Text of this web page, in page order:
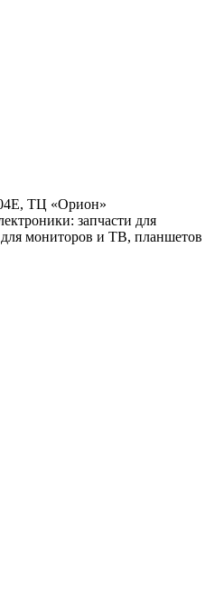
ТЦ «Орион»
запчасти для
мониторов и ТВ, планшетов